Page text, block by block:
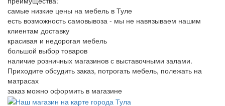
самые низкие цены на мебель в Туле
есть возможность самовывоза - мы не навязываем нашим
клиентам доставку
красивая и недорогая мебель
большой выбор товаров
наличие розничных магазинов с выставочными залами.
Приходите обсудить заказ, потрогать мебель, полежать на
матрасах
заказ можно оформить в магазине